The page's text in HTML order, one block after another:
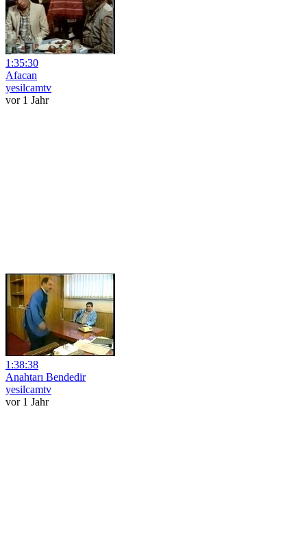
1:35:30
Afacan
yesilcamtv
vor 1 Jahr
1:38:38
Anahtarı Bendedir
yesilcamtv
vor 1 Jahr